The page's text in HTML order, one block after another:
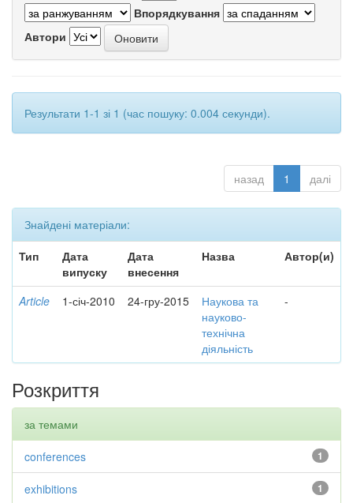
Впорядкування
Автори
Результати 1-1 зі 1 (час пошуку: 0.004 секунди).
назад 1 далі
Знайдені матеріали:
Тип
Дата
випуску
Дата
внесення
Назва Автор(и)
Article 1-січ-2010 24-гру-2015
Наукова та
науково-
технічна
діяльність
-
Розкриття
за темами
1
conferences
1
exhibitions